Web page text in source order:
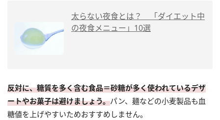
太らない夜食とは？ 「ダイエット中
の夜食メニュー」10選
反対に、糖質を多く含む食品＝砂糖が多く使われているデザ
ートやお菓子は避けましょう。パン、麺などの小麦製品も血
糖値を上げやすいためおすすめしません。